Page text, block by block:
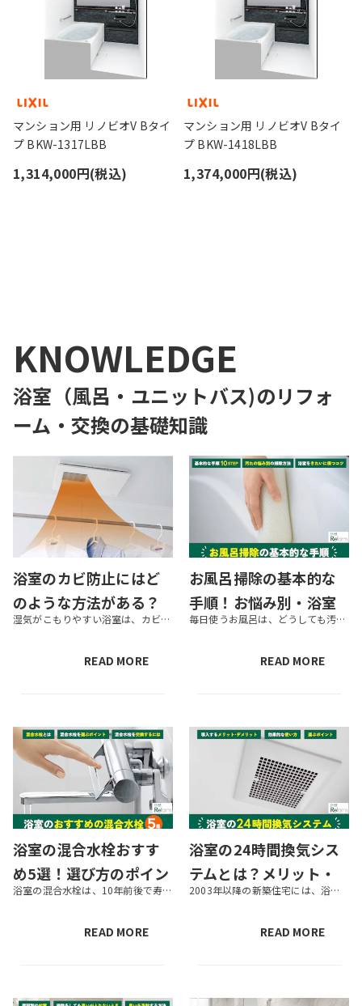
マンション用 リノビオV Bタイ
プ BKW-1317LBB
1,314,000円(税込)
マンション用 リノビオV Bタイ
プ BKW-1418LBB
1,374,000円(税込)
KNOWLEDGE
浴室（風呂・ユニットバス)のリフォ
ーム・交換の基礎知識
浴室のカビ防止にはど
のような方法がある？
おすすめのアイテムも 湿気がこもりやすい浴室は、カビが発生しやすい場所です。カビは家族の健康に影響するおそれもあります。 本記事では、浴室のカビ防止方法や、繁殖してしまったカビを取る方法、カビ防止におすすめのアイテムなどを紹介します。なるべく...
READ MORE
お風呂掃除の基本的な
手順！お悩み別・浴室
の掃除方法やきれいに毎日使うお風呂は、どうしても汚れが溜まりやすい場所です。きれいな状態を保ちたくても、つい面倒で掃除が後回しになってしまう方も多いでしょう。浴室掃除は、基本の手順を押さえておくと楽になります。 この記事では、浴室掃除の基本...
READ MORE
浴室の混合水栓おすす
め5選！選び方のポイン
トや流れも解説
浴室の混合水栓は、10年前後で寿命を迎えます。混合水栓が古くなって汚れが目立ったり水漏れが起こったりしたら、交換を検討しましょう。本記事では、混合水栓のおすすめ商品や、選び方でのポイント、交換の流れなどを紹介します。ぜひ...
READ MORE
浴室の24時間換気シス
テムとは？メリット・
デメリットや導入のポ2003年以降の新築住宅には、浴室の快適性を高める効果もある「24時間換気システム」の導入が義務化されています。リフォームやリノベーションを行う際に、24時間換気システムの入れ替えや新設を検討している方も多いでしょう。 ...
READ MORE